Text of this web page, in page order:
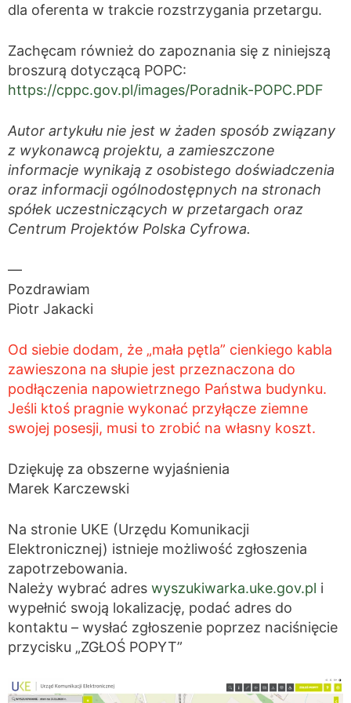
dla oferenta w trakcie rozstrzygania przetargu.
Zachęcam również do zapoznania się z niniejszą
broszurą dotyczącą POPC:
https://cppc.gov.pl/images/Poradnik-POPC.PDF
Autor artykułu nie jest w żaden sposób związany
z wykonawcą projektu, a zamieszczone
informacje wynikają z osobistego doświadczenia
oraz informacji ogólnodostępnych na stronach
spółek uczestniczących w przetargach oraz
Centrum Projektów Polska Cyfrowa.
—
Pozdrawiam
Piotr Jakacki
Od siebie dodam, że „mała pętla” cienkiego kabla
zawieszona na słupie jest przeznaczona do
podłączenia napowietrznego Państwa budynku.
Jeśli ktoś pragnie wykonać przyłącze ziemne
swojej posesji, musi to zrobić na własny koszt.
Dziękuję za obszerne wyjaśnienia
Marek Karczewski
Na stronie UKE (Urzędu Komunikacji
Elektronicznej) istnieje możliwość zgłoszenia
zapotrzebowania.
Należy wybrać adres wyszukiwarka.uke.gov.pl i
wypełnić swoją lokalizację, podać adres do
kontaktu – wysłać zgłoszenie poprzez naciśnięcie
przycisku „ZGŁOŚ POPYT”